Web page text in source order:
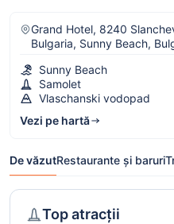
Grand Hotel, 8240
Bulgaria, Sunny Beach,
Sunny Beach
Samolet
Vlaschanski vodopad
Vezi pe hartă
De văzutRestaurante și baruri
Top atracții